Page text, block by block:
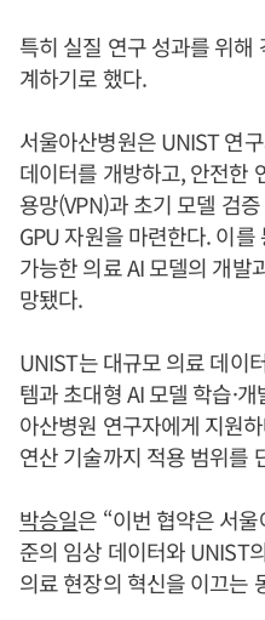
특히 실질 연구 성과를 위해
계하기로 했다.
서울아산병원은 UNIST 연
데이터를 개방하고, 안전한
용망(VPN)과 초기 모델 검
GPU 자원을 마련한다. 이
가능한 의료 AI 모델의 개발
망됐다.
UNIST는 대규모 의료 데이
템과 초대형 AI 모델 학습·
아산병원 연구자에게 지원
연산 기술까지 적용 범위를
박승일은 “이번 협약은 서
준의 임상 데이터와 UNIST
의료 현장의 혁신을 이끄는